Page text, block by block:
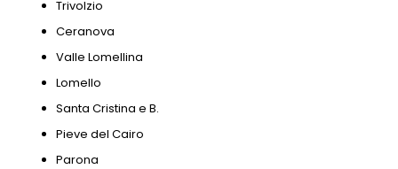
Trivolzio
Ceranova
Valle Lomellina
Lomello
Santa Cristina e B.
Pieve del Cairo
Parona